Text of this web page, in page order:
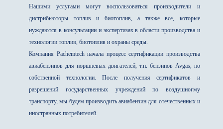
Нашими услугами могут воспользоваться производители и
дистрибьюторы топлив и биотоплив, а также все, которые
нуждаются в консультации и экспертизах в области производства и
технологии топлив, биотоплив и охраны среды.
Компания Pachemtech начала процесс сертификации производства
авиабензинов для поршневых двигателей, т.н. бензинов Avgas, по
собственной технологии. После получения сертификатов и
разрешений государственных учреждений по воздушногму
транспорту, мы будем производить авиабензин для отечественных и
иностранных потребителей.